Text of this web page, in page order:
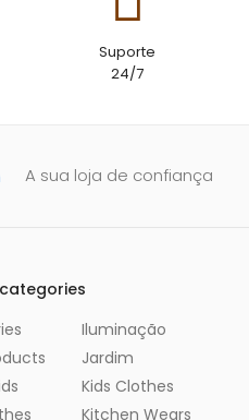
Suporte
24/7
A sua loja de confiança
Iluminação
Jardim
Kids Clothes
Kitchen Wears